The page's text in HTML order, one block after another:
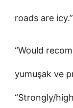
roads are icy.”
“Would
yumuşak ve
“Strongly/